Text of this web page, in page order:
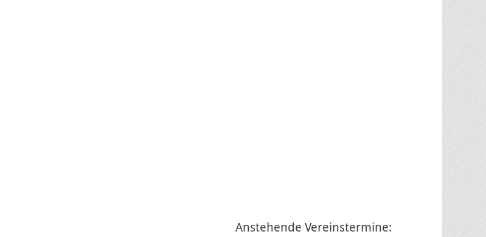
Anstehende Vereinstermine: